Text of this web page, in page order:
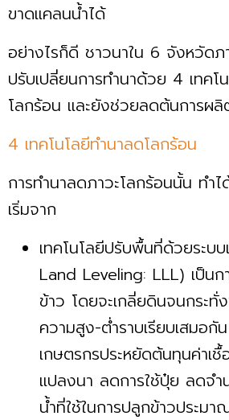
ขาดแคลนน้ำได้
อย่างไรก็ดี ชาวนาใน 6 จังหวัดภ
ปรับเปลี่ยนการทำนาด้วย 4 เทค
โลกร้อน และยังช่วยลดต้นการผลิ
4 เทคโนโลยีทำนาลดโลกร้อน
การทำนาลดภาวะโลกร้อนนั้น ทำ
เริ่มจาก
เทคโนโลยีปรับพื้นที่ด้วยระบบ
Land Leveling: LLL) เป็น
ข้าว โดยจะเกลี่ยดินจนกระ
ความสูง-ต่ำราบเรียบเสมอกั
เกษตรกรประหยัดต้นทุนค่าเชื้
แปลงนา ลดการใช้ปุ๋ย ลดจ
น้ำที่ใช้ในการปลูกข้าวประม